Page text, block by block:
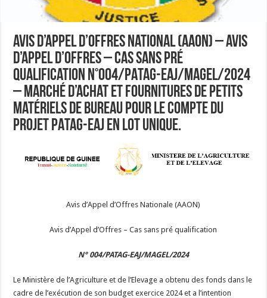
Avis d’Appel d’Offres National (AAON) – Avis
d’Appel d’Offres – Cas sans pré
qualification N°004/PATAG-EAJ/MAGEL/2024
– Marché d’Achat et fournitures de Petits
Matériels de Bureau pour le compte du
Projet PATAG-EAJ en lot unique.
Avis d’Appel d’Offres Nationale (AAON)
Avis d’Appel d’Offres – Cas sans pré qualification
N° 004/PATAG-EAJ/MAGEL/2024
Le Ministère de l’Agriculture et de l’Elevage a obtenu des fonds dans le
cadre de l’exécution de son budget exercice 2024 et a l’intention